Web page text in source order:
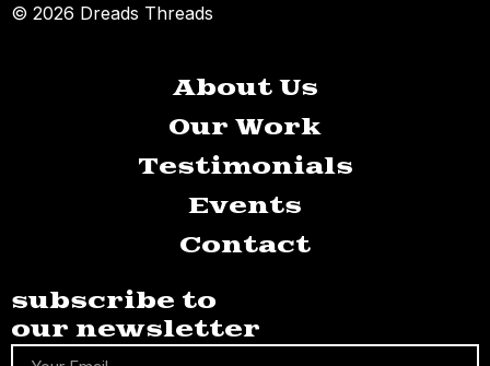
© 2026 Dreads Threads
About Us
Our Work
Testimonials
Events
Contact
subscribe to
our newsletter